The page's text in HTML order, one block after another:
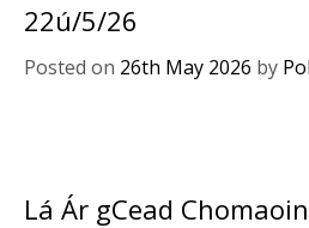
22ú/5/26
Posted on 26th May 2026 by Pol
Lá Ár gCead